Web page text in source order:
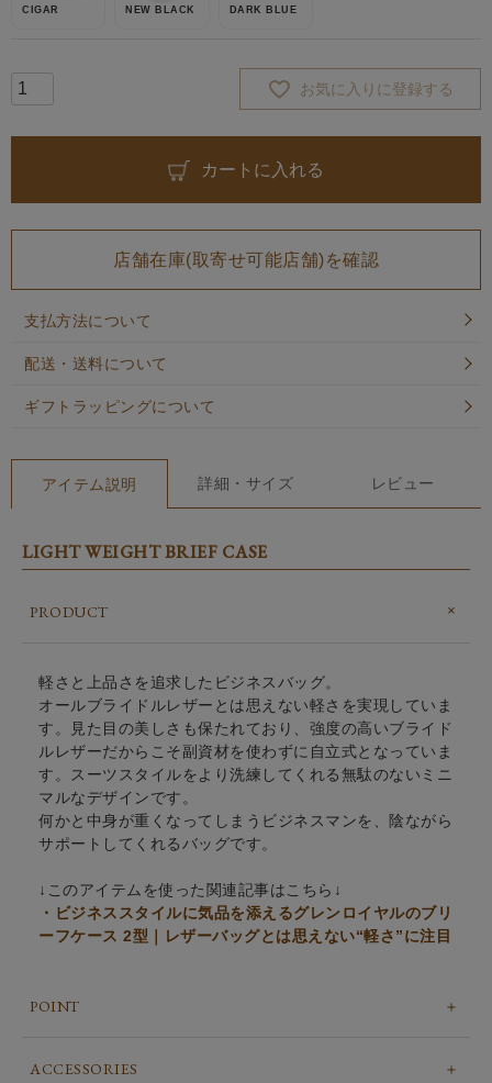
CIGAR NEW BLACK DARK BLUE
お気に入りに登録する
カートに入れる
店舗在庫(取寄せ可能店舗)を確認
支払方法について
配送・送料について
ギフトラッピングについて
アイテム説明 詳細・サイズ レビュー
LIGHT WEIGHT BRIEF CASE
PRODUCT
軽さと上品さを追求したビジネスバッグ。
オールブライドルレザーとは思えない軽さを実現していま
す。見た目の美しさも保たれており、強度の高いブライド
ルレザーだからこそ副資材を使わずに自立式となっていま
す。スーツスタイルをより洗練してくれる無駄のないミニ
マルなデザインです。
何かと中身が重くなってしまうビジネスマンを、陰ながら
サポートしてくれるバッグです。
↓このアイテムを使った関連記事はこちら↓
・ビジネススタイルに気品を添えるグレンロイヤルのブリ
ーフケース 2型｜レザーバッグとは思えない“軽さ”に注目
POINT
ACCESSORIES